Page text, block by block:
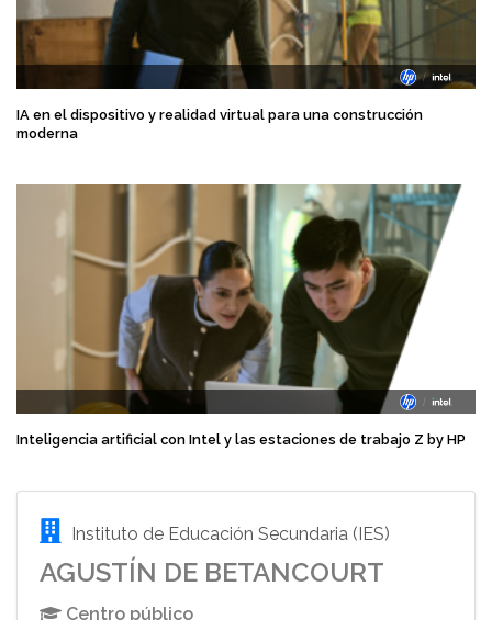
IA en el dispositivo y realidad virtual para una construcción
moderna
Inteligencia artificial con Intel y las estaciones de trabajo Z by HP
Instituto de Educación Secundaria (IES)
AGUSTÍN DE BETANCOURT
Centro público